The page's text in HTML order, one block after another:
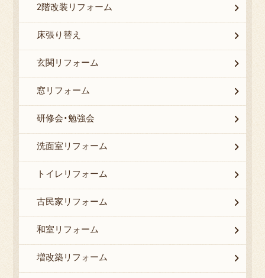
2階改装リフォーム
床張り替え
玄関リフォーム
窓リフォーム
研修会・勉強会
洗面室リフォーム
トイレリフォーム
古民家リフォーム
和室リフォーム
増改築リフォーム